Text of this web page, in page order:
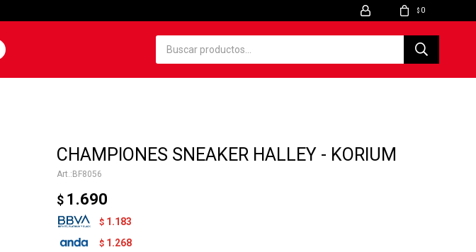
$ 0
CHAMPIONES SNEAKER HALLEY - KORIUM
BF8056
$ 1.690
$ 1.183
$ 1.268